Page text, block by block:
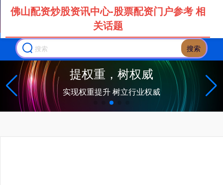
搜索
树权威
树立行业权威
佛山配资炒股资讯中心-股票配资门户参考 相
关话题